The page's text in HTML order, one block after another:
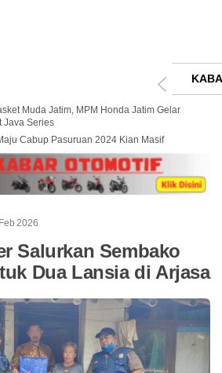
Muda Jatim, MPM Honda Jatim Gelar
Java Series
Cabup Pasuruan 2024 Kian Masif
2026
Salurkan Sembako
Dua Lansia di Arjasa